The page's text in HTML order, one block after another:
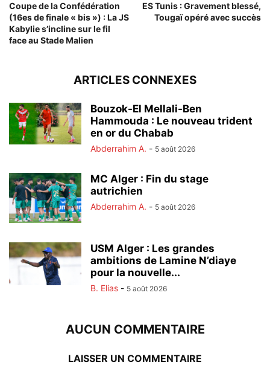
Coupe de la Confédération
(16es de finale « bis ») : La JS
Kabylie s’incline sur le fil
face au Stade Malien
ES Tunis : Gravement blessé,
Tougaï opéré avec succès
ARTICLES CONNEXES
Bouzok-El Mellali-Ben
Hammouda : Le nouveau trident
en or du Chabab
Abderrahim A. - 5 août 2026
MC Alger : Fin du stage
autrichien
Abderrahim A. - 5 août 2026
USM Alger : Les grandes
ambitions de Lamine N’diaye
pour la nouvelle...
B. Elias - 5 août 2026
AUCUN COMMENTAIRE
LAISSER UN COMMENTAIRE